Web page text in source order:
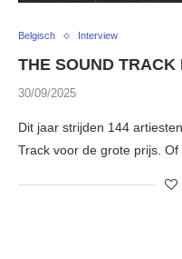
Belgisch Interview
THE SOUND
30/09/2025
Dit jaar strijden 144
Track voor de grote prijs.